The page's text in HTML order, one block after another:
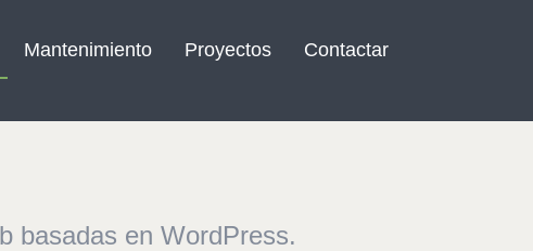
Mantenimiento Proyectos Contactar
basadas en WordPress.